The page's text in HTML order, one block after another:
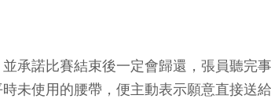
承諾比賽結束後一定會歸還，張員聽完
未使用的腰帶，便主動表示願意直接送